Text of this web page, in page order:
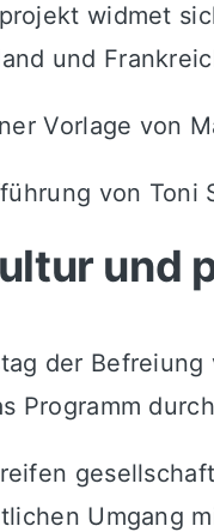
widmet
und
Vorlage von
von Toni
und
der
Programm
Umgang